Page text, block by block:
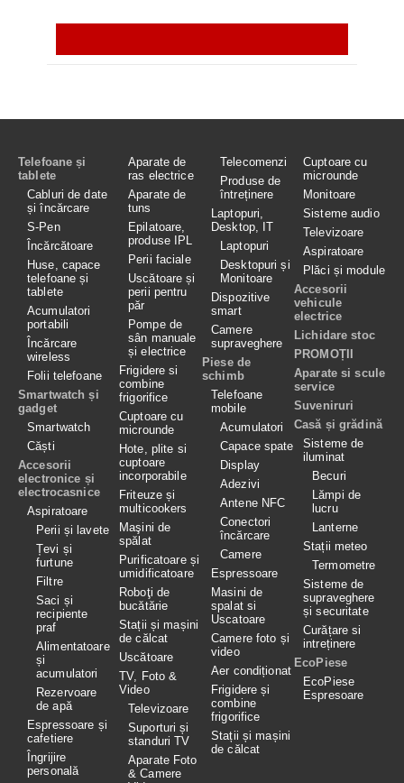
Telefoane și
tablete
Cabluri de date
și încărcare
S-Pen
Încărcătoare
Huse, capace
telefoane și
tablete
Acumulatori
portabili
Încărcare
wireless
Folii telefoane
Smartwatch și
gadget
Smartwatch
Căști
Accesorii
electronice și
electrocasnice
Aspiratoare
Perii și lavete
Țevi și
furtune
Filtre
Saci și
recipiente
praf
Alimentatoare
și
acumulatori
Rezervoare
de apă
Espressoare și
cafetiere
Îngrijire
personală
Aparate de
ras electrice
Aparate de
tuns
Epilatoare,
produse IPL
Perii faciale
Uscătoare și
perii pentru
păr
Pompe de
sân manuale
și electrice
Frigidere si
combine
frigorifice
Cuptoare cu
microunde
Hote, plite si
cuptoare
incorporabile
Friteuze și
multicookers
Maşini de
spălat
Purificatoare și
umidificatoare
Roboţi de
bucătărie
Stații și mașini
de călcat
Uscătoare
TV, Foto &
Video
Televizoare
Suporturi și
standuri TV
Aparate Foto
& Camere
Telecomenzi
Produse de
întreținere
Laptopuri,
Desktop, IT
Laptopuri
Desktopuri și
Monitoare
Dispozitive
smart
Camere
supraveghere
Piese de
schimb
Telefoane
mobile
Acumulatori
Capace spate
Display
Adezivi
Antene NFC
Conectori
încărcare
Camere
Espressoare
Masini de
spalat si
Uscatoare
Camere foto și
video
Aer condiționat
Frigidere și
combine
frigorifice
Stații și mașini
de călcat
Cuptoare cu
microunde
Monitoare
Sisteme audio
Televizoare
Aspiratoare
Plăci și module
Accesorii
vehicule
electrice
Lichidare stoc
PROMOȚII
Aparate si scule
service
Suveniruri
Casă și grădină
Sisteme de
iluminat
Becuri
Lămpi de
lucru
Lanterne
Stații meteo
Termometre
Sisteme de
supraveghere
și securitate
Curățare si
intreținere
EcoPiese
EcoPiese
Espresoare